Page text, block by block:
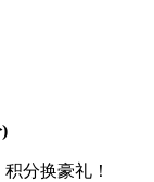
分换豪礼！